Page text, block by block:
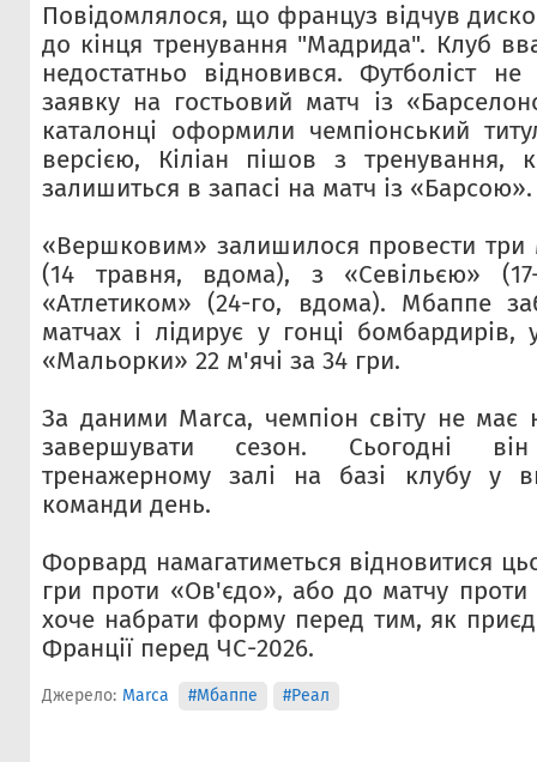
Повідомлялося, що француз відчув
до кінця тренування "Мадрида". Клуб
недостатньо відновився. Футболіст
заявку на гостьовий матч із
каталонці оформили чемпіонський
версією, Кіліан пішов з тренування,
залишиться в запасі на матч із «Барсою».
«Вершковим» залишилося провести три
(14 травня, вдома), з «Севільєю»
«Атлетиком» (24-го, вдома). Мбаппе
матчах і лідирує у гонці
«Мальорки» 22 м'ячі за 34 гри.
За даними Marca, чемпіон світу не має
завершувати сезон. Сьогодні
тренажерному залі на базі клубу у
команди день.
Форвард намагатиметься відновитися
гри проти «Ов'єдо», або до матчу проти
хоче набрати форму перед тим, як
Франції перед ЧС-2026.
Джерело: Marca #Мбаппе #Реал